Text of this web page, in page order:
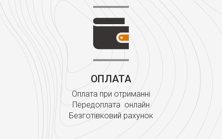
ОПЛАТА
Оплата при отриманні
Передоплата онлайн
Безготівковий рахунок